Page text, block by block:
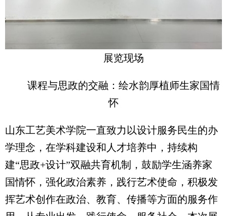
展览现场
课程与思政的交融：绘水韵厚植师生家国情
怀
山东工艺美术学院一直致力以设计服务民生的办
学理念，在学科建设和人才培养中，持续构
建“思政+设计”双融共育机制，鼓励学生涵养家
国情怀，强化政治素养，践行艺术使命，积极发
挥艺术创作在政治、教育、传播等方面的服务作